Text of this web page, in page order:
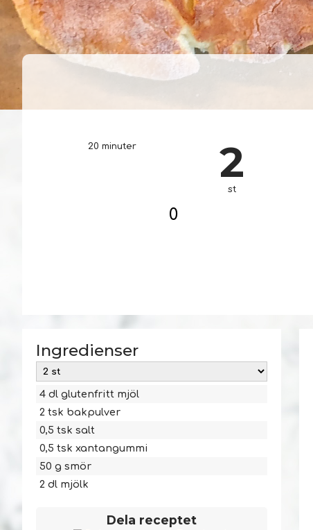
20 minuter 2
st
0
Ingredienser
4 dl glutenfritt mjöl
2 tsk bakpulver
0,5 tsk salt
0,5 tsk xantangummi
50 g smör
2 dl mjölk
Dela receptet